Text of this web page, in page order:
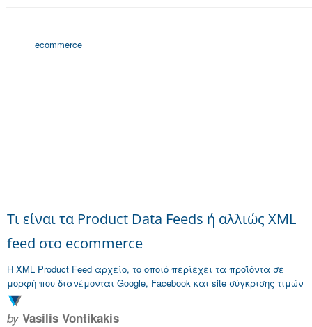
ecommerce
Τι είναι τα Product Data Feeds ή αλλιώς XML
feed στο ecommerce
Η XML Product Feed αρχείο, το οποιό περίεχει τα προϊόντα σε
μορφή που διανέμονται Google, Facebook και site σύγκρισης τιμών
by Vasilis Vontikakis